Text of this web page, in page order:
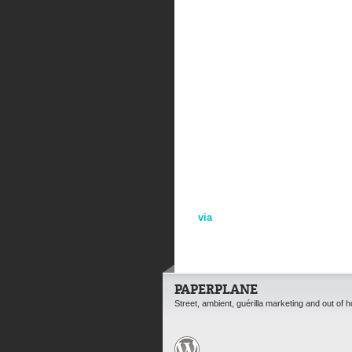
via
PAPERPLANE
Street, ambient, guérilla marketing and out of